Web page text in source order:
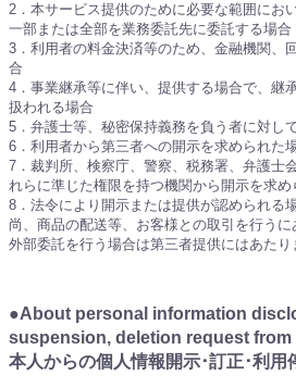
2．本サービス提供のために必要な範囲にお
一部または全部を業務委託先に委託する場合
3．利用者の料金決済等のため、金融機関、
合
4．事業継承等に伴い、提供する場合で、継
扱われる場合
5．弁護士等、秘密保持義務を負う者に対し
6．利用者から第三者への開示を求められた
7．裁判所、検察庁、警察、税務署、弁護士
れらに準じた権限を持つ機関から開示を求め
8．法令により開示または提供が認められる
尚、商品の配送等、お客様との取引を行う
外部委託を行う場合は第三者提供にはあたり
●About personal information
suspension, deletion request from
本人からの個人情報開示･訂正･利用